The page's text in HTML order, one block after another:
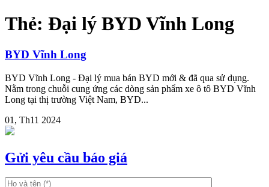
Thẻ: Đại lý BYD Vĩnh Long
BYD Vĩnh Long
BYD Vĩnh Long - Đại lý mua bán BYD mới & đã qua sử dụng.
Nằm trong chuỗi cung ứng các dòng sản phẩm xe ô tô BYD Vĩnh
Long tại thị trường Việt Nam, BYD...
01, Th11 2024
Gửi yêu cầu báo giá